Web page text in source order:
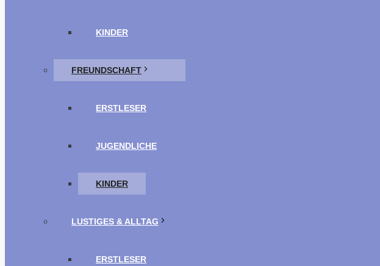
KINDER
FREUNDSCHAFT
ERSTLESER
JUGENDLICHE
KINDER
LUSTIGES & ALLTAG
ERSTLESER